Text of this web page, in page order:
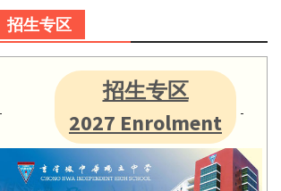
招生专区
招生专区
2027 Enrolment